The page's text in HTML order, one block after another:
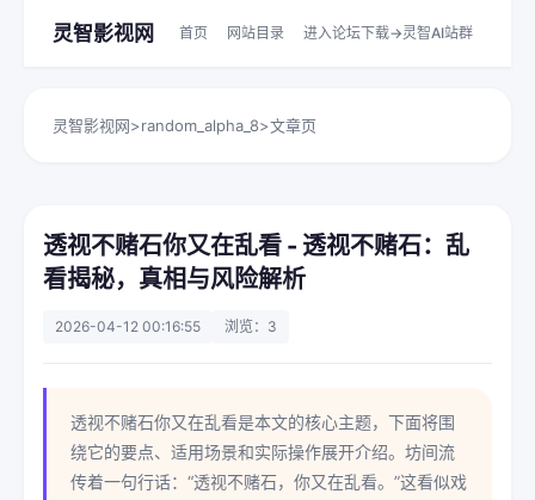
灵智影视网 首页 网站目录 进入论坛下载->灵智AI站群
灵智影视网>random_alpha_8>文章页
透视不赌石你又在乱看 - 透视不赌石：乱
看揭秘，真相与风险解析
2026-04-12 00:16:55 浏览：3
透视不赌石你又在乱看是本文的核心主题，下面将围
绕它的要点、适用场景和实际操作展开介绍。坊间流
传着一句行话：“透视不赌石，你又在乱看。”这看似戏